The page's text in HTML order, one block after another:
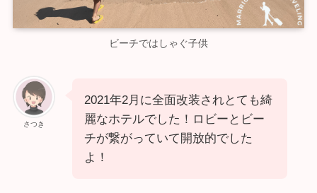
ビーチではしゃぐ子供
さつき
2021年2月に全面改装されとても綺
麗なホテルでした！ロビーとビー
チが繋がっていて開放的でした
よ！